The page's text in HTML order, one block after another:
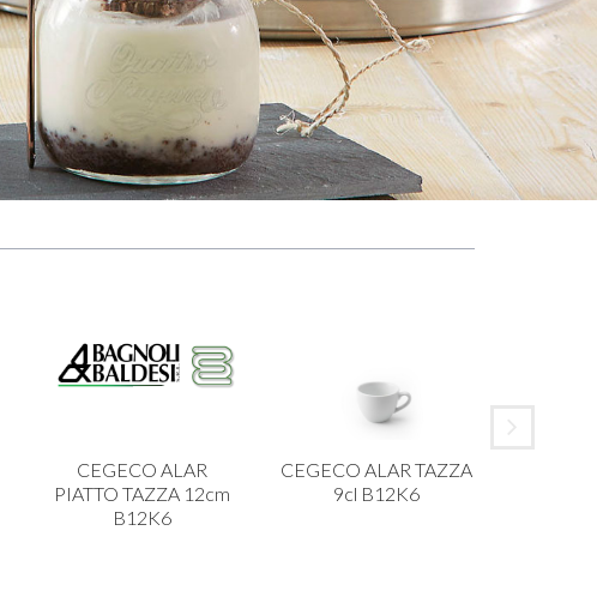
CEGECO ALAR
PIATTO TAZZA 12cm
B12K6
CEGECO ALAR TAZZA
9cl B12K6